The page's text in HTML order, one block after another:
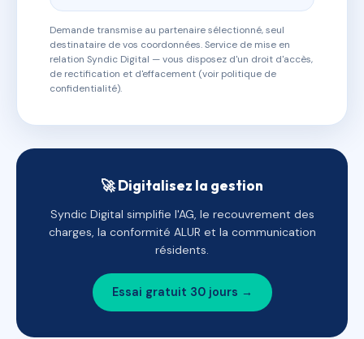
Demande transmise au partenaire sélectionné, seul
destinataire de vos coordonnées. Service de mise en
relation Syndic Digital — vous disposez d'un droit d'accès,
de rectification et d'effacement (voir politique de
confidentialité).
🚀 Digitalisez la gestion
Syndic Digital simplifie l'AG, le recouvrement des
charges, la conformité ALUR et la communication
résidents.
Essai gratuit 30 jours →